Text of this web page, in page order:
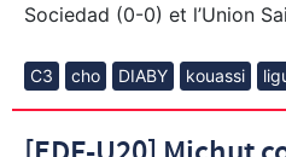
Sociedad (0-0) et l’Union
C3 cho DIABY kouassi